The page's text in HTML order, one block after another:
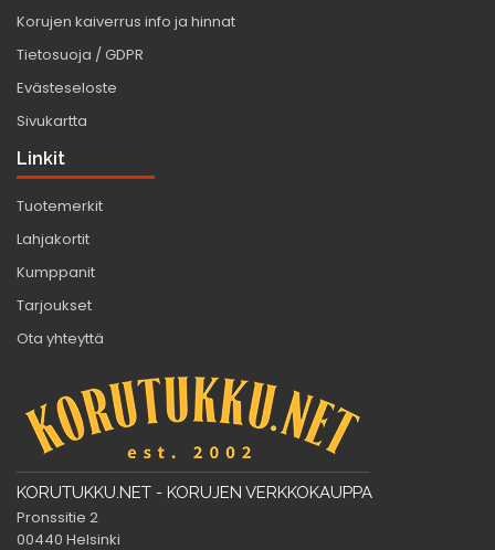
Korujen kaiverrus info ja hinnat
Tietosuoja / GDPR
Evästeseloste
Sivukartta
Linkit
Tuotemerkit
Lahjakortit
Kumppanit
Tarjoukset
Ota yhteyttä
KORUTUKKU.NET - KORUJEN VERKKOKAUPPA
Pronssitie 2
00440 Helsinki